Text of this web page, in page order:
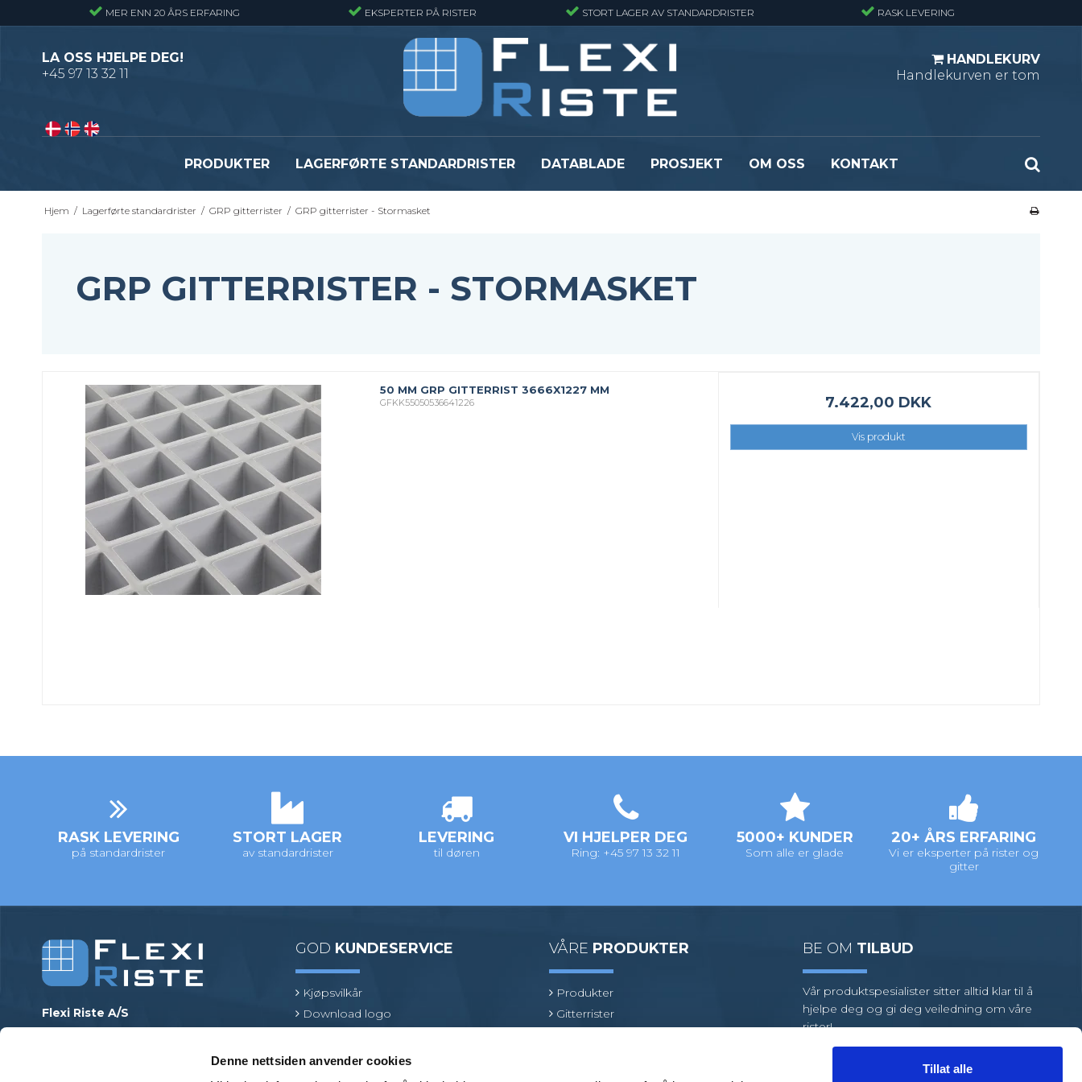
Denne nettsiden anvender cookies
Tillat alle
MER ENN 20 ÅRS ERFARING EKSPERTER PÅ RISTER STORT LAGER AV STANDARDRISTER RASK LEVERING
LA OSS HJELPE DEG!
+45 97 13 32 11
HANDLEKURV
Handlekurven er tom
PRODUKTER
Pressveiset gitterrister – Alminnelig
kryssribber
Gitterrister trinn – S235JR
Byggeplasstrinn
Se alle
Smijernsmatter
Se alle
GRP gitterrister - Stormasket
Se alle
Beslag - Fibergitter
Festebeslag - Opptrekksrister
BROXOCLIP
LAGERFØRTE STANDARDRISTER DATABLADE PROSJEKT OM OSS KONTAKT
Hjem / Lagerførte standardrister / GRP gitterrister / GRP gitterrister - Stormasket
GRP GITTERRISTER - STORMASKET
50 MM GRP GITTERRIST 3666X1227 MM
GFKK55050536641226 7.422,00 DKK
Vis produkt
RASK LEVERING
på standardrister
STORT LAGER
av standardrister
LEVERING
til døren
VI HJELPER DEG
Ring: +45 97 13 32 11
5000+ KUNDER
Som alle er glade
20+ ÅRS ERFARING
Vi er eksperter på rister og
gitter
Flexi Riste A/S
GOD KUNDESERVICE
Kjøpsvilkår
Download logo
Find en produktspesialist
VÅRE PRODUKTER
Produkter
Gitterrister
BE OM TILBUD
Vår produktspesialister sitter alltid klar til å
hjelpe deg og gi deg veiledning om våre
rister!
Vi har et stort utvalg av standardrister,
men hvis oppgaven din krever